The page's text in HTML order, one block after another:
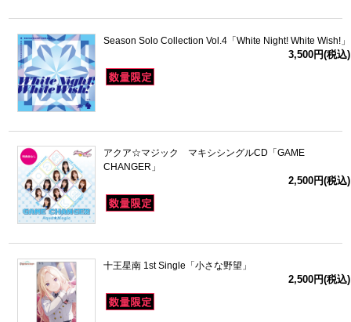
Season Solo Collection Vol.4「White Night! White Wish!」
3,500円(税込)
アクア☆マジック マキシシングルCD「GAME
CHANGER」
2,500円(税込)
十王星南 1st Single「小さな野望」
2,500円(税込)